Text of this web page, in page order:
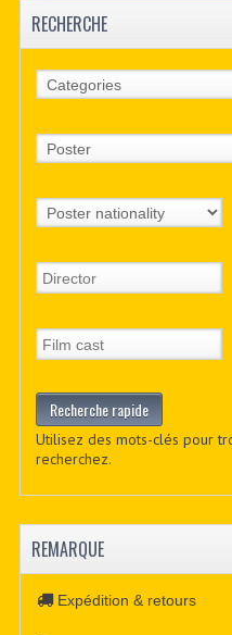
RECHERCHE
Utilisez des mots-clés pour
recherchez.
REMARQUE
Expédition & retours